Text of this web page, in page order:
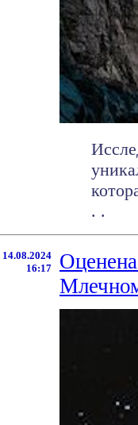
. .
14.08.2024
16:17